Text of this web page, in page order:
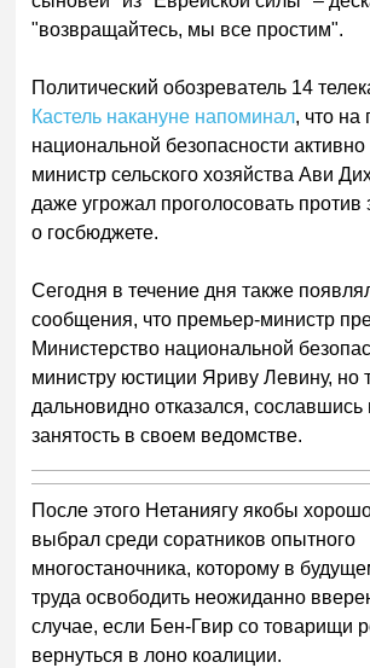
"возвращайтесь, мы все простим".
Политический обозреватель 14
Кастель накануне напоминал, что на
национальной безопасности
министр сельского хозяйства Ави
даже угрожал проголосовать против
о госбюджете.
Сегодня в течение дня также
сообщения, что премьер-министр
Министерство национальной
министру юстиции Яриву Левину, но
дальновидно отказался,
занятость в своем ведомстве.
После этого Нетаниягу якобы
выбрал среди соратников опытного
многостаночника, которому в
труда освободить неожиданно
случае, если Бен-Гвир со товарищи
вернуться в лоно коалиции.